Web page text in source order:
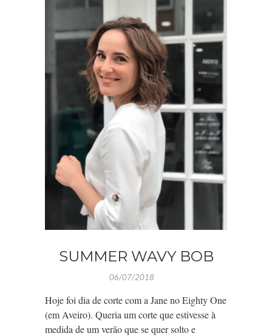
SUMMER WAVY BOB
06/07/2018
Hoje foi dia de corte com a Jane no Eighty One
(em Aveiro). Queria um corte que estivesse à
medida de um verão que se quer solto e